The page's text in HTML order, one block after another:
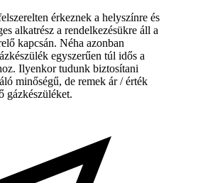
érkeznek a helyszínre és
alkatrész a rendelkezésükre áll a
kapcsán. Néha azonban
egyszerűen túl idős a
Ilyenkor tudunk biztosítani
minőségű, de remek ár / érték
gázkészüléket.